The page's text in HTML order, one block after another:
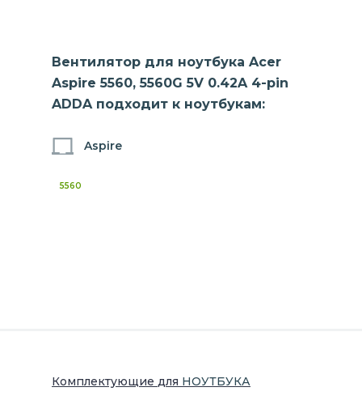
Вентилятор для ноутбука Acer
Aspire 5560, 5560G 5V 0.42A 4-pin
ADDA подходит к ноутбукам:
Aspire
5560
Комплектующие для НОУТБУКА